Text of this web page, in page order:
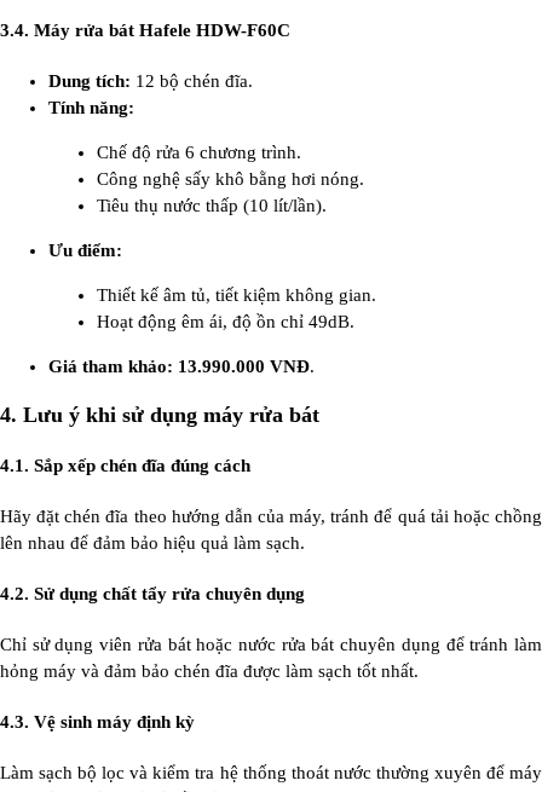
3.4. Máy rửa bát Hafele HDW-F60C
Dung tích: 12 bộ chén đĩa.
Tính năng:
Chế độ rửa 6 chương trình.
Công nghệ sấy khô bằng hơi nóng.
Tiêu thụ nước thấp (10 lít/lần).
Ưu điểm:
Thiết kế âm tủ, tiết kiệm không gian.
Hoạt động êm ái, độ ồn chỉ 49dB.
Giá tham khảo: 13.990.000 VNĐ.
4. Lưu ý khi sử dụng máy rửa bát
4.1. Sắp xếp chén đĩa đúng cách
Hãy đặt chén đĩa theo hướng dẫn của máy, tránh để quá tải hoặc chồng
lên nhau để đảm bảo hiệu quả làm sạch.
4.2. Sử dụng chất tẩy rửa chuyên dụng
Chỉ sử dụng viên rửa bát hoặc nước rửa bát chuyên dụng để tránh làm
hỏng máy và đảm bảo chén đĩa được làm sạch tốt nhất.
4.3. Vệ sinh máy định kỳ
Làm sạch bộ lọc và kiểm tra hệ thống thoát nước thường xuyên để máy